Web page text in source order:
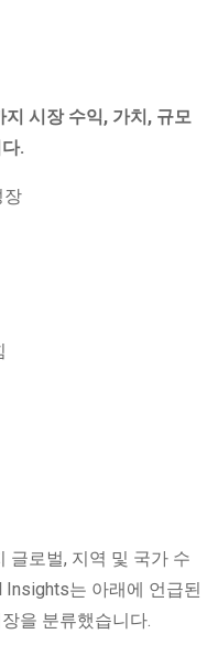
시장 수익, 가치, 규모
.
장
글로벌, 지역 및 국가 수
Insights는 아래에 언급된
을 분류했습니다.